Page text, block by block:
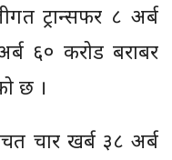
ट्रान्सफर ८ अर्ब
६० करोड बराबर
छ ।
चार खर्ब ३८ अर्ब